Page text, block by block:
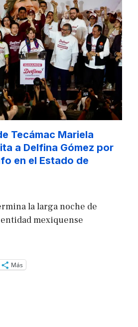
Tecámac Mariela
a Delfina Gómez por
en el Estado de
la larga noche de
mexiquense
Más